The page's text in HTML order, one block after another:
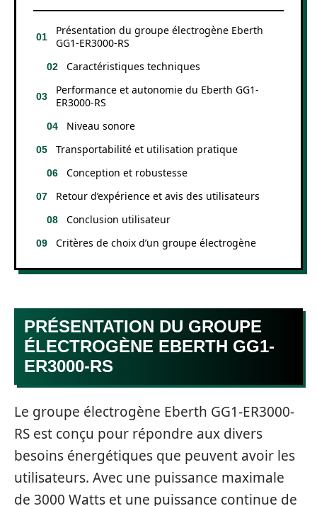
Présentation du groupe électrogène Eberth
GG1-ER3000-RS
Caractéristiques techniques
Performance et autonomie du Eberth GG1-
ER3000-RS
Niveau sonore
Transportabilité et utilisation pratique
Conception et robustesse
Retour d’expérience et avis des utilisateurs
Conclusion utilisateur
Critères de choix d’un groupe électrogène
PRÉSENTATION DU GROUPE
ÉLECTROGÈNE EBERTH GG1-
ER3000-RS
Le groupe électrogène Eberth GG1-ER3000-
RS est conçu pour répondre aux divers
besoins énergétiques que peuvent avoir les
utilisateurs. Avec une puissance maximale
de 3000 Watts et une puissance continue de